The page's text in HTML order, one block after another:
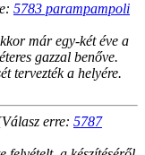
5783 parampampoli
már egy-két éve a
gazzal benőve.
tervezték a helyére.
erre: 5787